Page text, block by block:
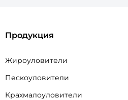
Продукция
Жироуловители
Пескоуловители
Крахмалоуловители